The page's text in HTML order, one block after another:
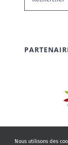
Nous utilisons des